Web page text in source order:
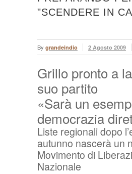
"SCENDERE IN
By grandeindio 2 Agosto 2009
Grillo pronto a
suo partito
«Sarà un
democrazia
Liste regionali dopo
autunno nascerà un
Movimento di
Nazionale